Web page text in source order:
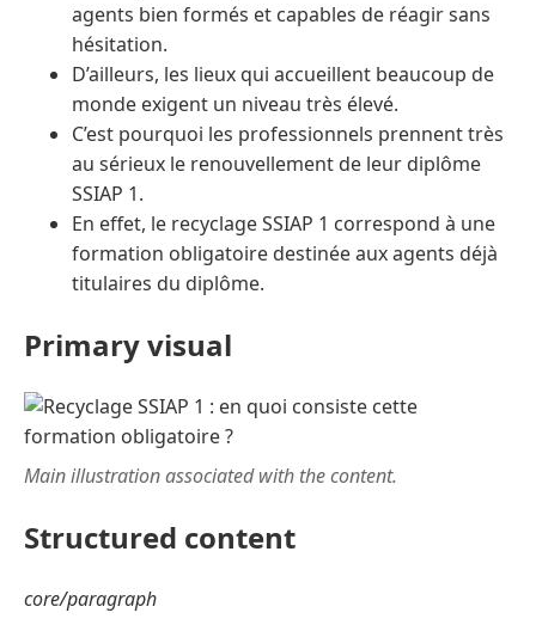
agents bien formés et capables de réagir sans
hésitation.
D’ailleurs, les lieux qui accueillent beaucoup de
monde exigent un niveau très élevé.
C’est pourquoi les professionnels prennent très
au sérieux le renouvellement de leur diplôme
SSIAP 1.
En effet, le recyclage SSIAP 1 correspond à une
formation obligatoire destinée aux agents déjà
titulaires du diplôme.
Primary visual
Main illustration associated with the content.
Structured content
core/paragraph